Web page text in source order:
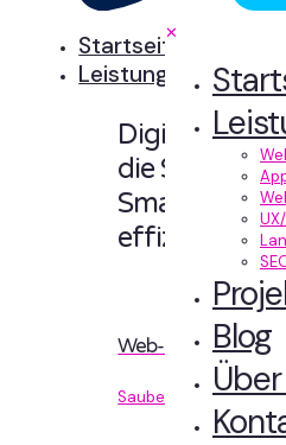
✕
Blog
Startseite
Leistungen
Digitale
die Sinn
Smart
effizient
Web-Entwicklung
Sauberer Code, der